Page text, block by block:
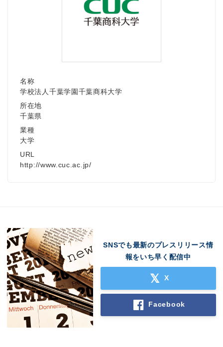
名称
学校法人千葉学園千葉商科大学
所在地
千葉県
業種
大学
URL
http://www.cuc.ac.jp/
SNSでも最新のプレスリリース情
報をいち早く配信中
X
Facebook